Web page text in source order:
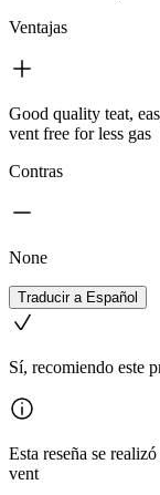
Ventajas
Good quality teat,
vent free for less gas
Contras
None
Traducir a Español
Sí, recomiendo este
Esta reseña se
vent